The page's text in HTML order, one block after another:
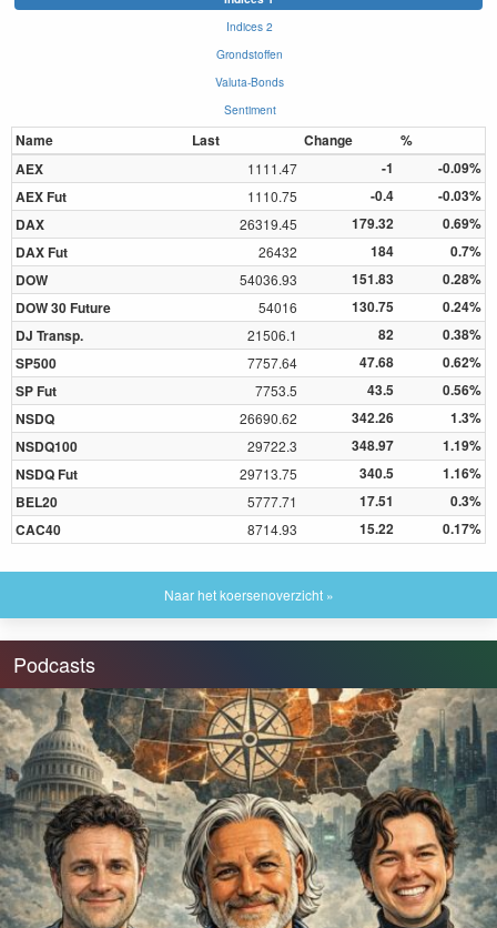
Indices 2
Grondstoffen
Valuta-Bonds
Sentiment
Name Last Change
%
AEX
1111.47 -1
-0.09%
AEX Fut
1110.75 -0.4
-0.03%
DAX
26319.45 179.32
0.69%
DAX Fut
26432 184
0.7%
DOW
54036.93 151.83
0.28%
DOW 30 Future
54016 130.75
0.24%
DJ Transp.
21506.1 82
0.38%
SP500
7757.64 47.68
0.62%
SP Fut
7753.5 43.5
0.56%
NSDQ
26690.62 342.26
1.3%
NSDQ100
29722.3 348.97
1.19%
NSDQ Fut
29713.75 340.5
1.16%
BEL20
5777.71 17.51
0.3%
CAC40
8714.93 15.22 0.17%
Naar het koersenoverzicht »
Podcasts